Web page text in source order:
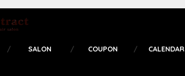
SALON COUPON CALENDAR